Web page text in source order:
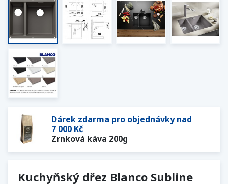
Dárek zdarma pro objednávky nad
7 000 Kč
Zrnková káva 200g
Kuchyňský dřez Blanco Subline